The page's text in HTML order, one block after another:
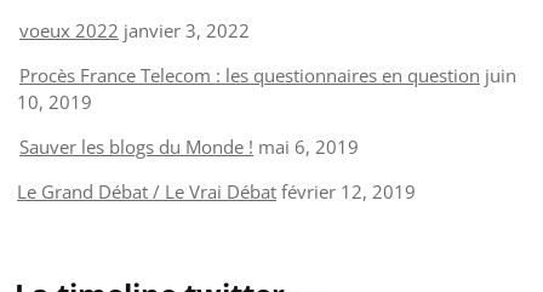
voeux 2022 janvier 3, 2022
Procès France Telecom : les questionnaires en question juin
10, 2019
Sauver les blogs du Monde ! mai 6, 2019
Le Grand Débat / Le Vrai Débat février 12, 2019